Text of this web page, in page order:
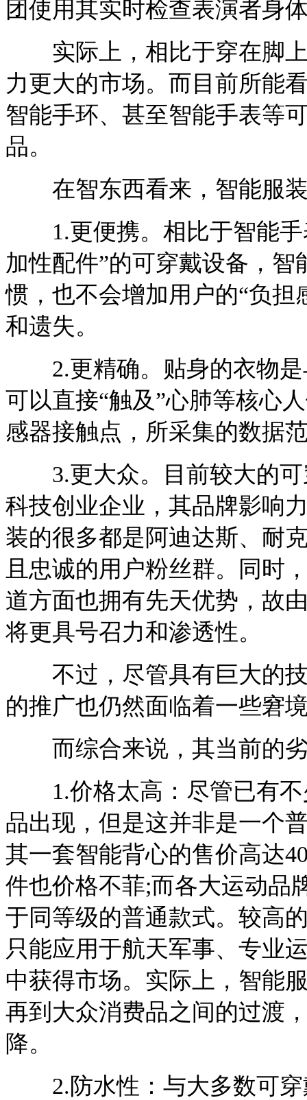
团使用其实时检查表演者身
实际上，相比于穿在脚上
力更大的市场。而目前所能
智能手环、甚至智能手表等
品。
在智东西看来，智能服装
1.更便携。相比于智能手
加性配件”的可穿戴设备，
惯，也不会增加用户的“负
和遗失。
2.更精确。贴身的衣物是
可以直接“触及”心肺等核心
感器接触点，所采集的数据
3.更大众。目前较大的可
科技创业企业，其品牌影响
装的很多都是阿迪达斯、耐
且忠诚的用户粉丝群。同时
道方面也拥有先天优势，故
将更具号召力和渗透性。
不过，尽管具有巨大的技
的推广也仍然面临着一些窘
而综合来说，其当前的劣
1.价格太高：尽管已有不
品出现，但是这并非是一个
其一套智能背心的售价高达
件也价格不菲;而各大运动品
于同等级的普通款式。较高
只能应用于航天军事、专业
中获得市场。实际上，智能
再到大众消费品之间的过渡
降。
2.防水性：与大多数可穿